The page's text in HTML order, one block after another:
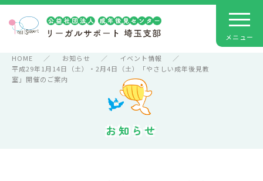
お知らせ
HOME お知らせ
イベント情報
平成29年1月14日（土）・2月4日（土）「やさしい成年後見教
室」開催のご案内